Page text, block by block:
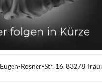
Eugen-Rosner-Str. 16,83278